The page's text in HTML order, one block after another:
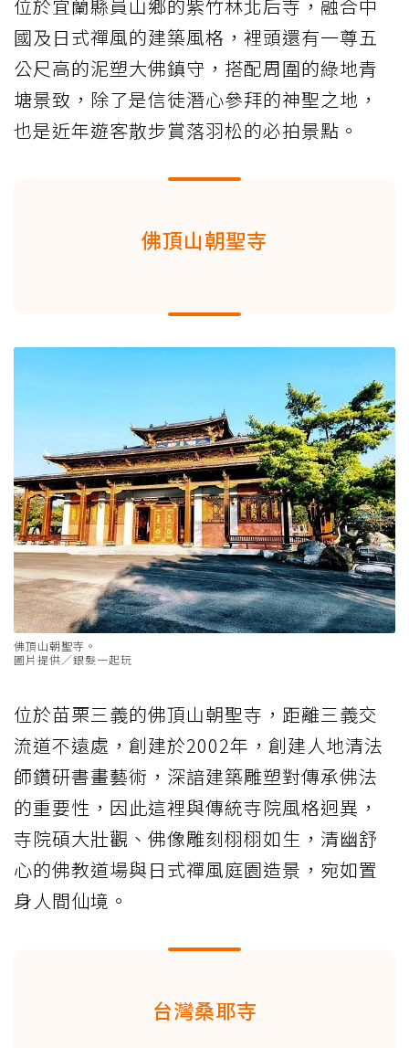
位於宜蘭縣員山鄉的紫竹林北后寺，融合中
國及日式禪風的建築風格，裡頭還有一尊五
公尺高的泥塑大佛鎮守，搭配周圍的綠地青
塘景致，除了是信徒潛心參拜的神聖之地，
也是近年遊客散步賞落羽松的必拍景點。
佛頂山朝聖寺
佛頂山朝聖寺。
圖片提供／銀髮一起玩
位於苗栗三義的佛頂山朝聖寺，距離三義交
流道不遠處，創建於2002年，創建人地清法
師鑽研書畫藝術，深諳建築雕塑對傳承佛法
的重要性，因此這裡與傳統寺院風格迥異，
寺院碩大壯觀、佛像雕刻栩栩如生，清幽舒
心的佛教道場與日式禪風庭園造景，宛如置
身人間仙境。
台灣桑耶寺